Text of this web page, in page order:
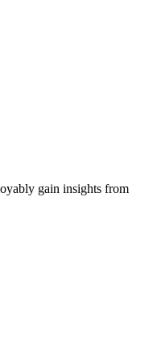
gain insights from